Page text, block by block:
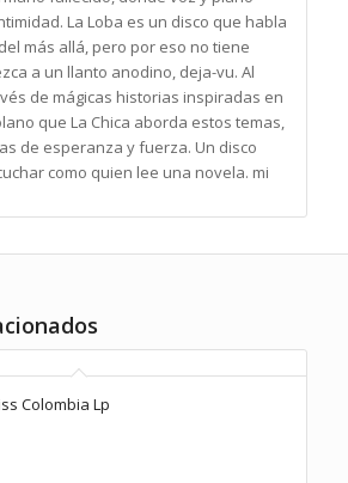
La Loba es un disco que habla
más allá, pero por eso no tiene
a un llanto anodino, deja-vu. Al
de mágicas historias inspiradas en
que La Chica aborda estos temas,
de esperanza y fuerza. Un disco
como quien lee una novela. mi
Colombia Lp